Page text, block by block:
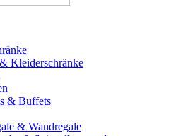
Kleiderschränke
& Buffets
& Wandregale